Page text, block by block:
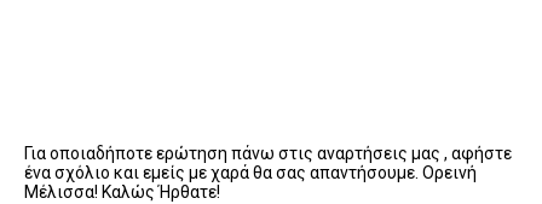
Για οποιαδήποτε ερώτηση πάνω στις αναρτήσεις μας , αφήστε
ένα σχόλιο και εμείς με χαρά θα σας απαντήσουμε. Ορεινή
Μέλισσα! Καλώς Ήρθατε!